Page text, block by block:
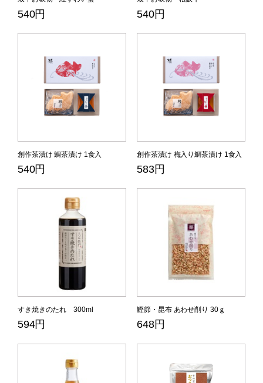
540円 540円
創作茶漬け 鯛茶漬け 1食入
540円
創作茶漬け 梅入り鯛茶漬け 1食入
583円
すき焼きのたれ 300ml
594円
鰹節・昆布 あわせ削り 30ｇ
648円